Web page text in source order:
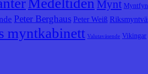
Mynt
Peter Berghaus Peter Weiß
myntkabinett Valutaväsende Vikingar